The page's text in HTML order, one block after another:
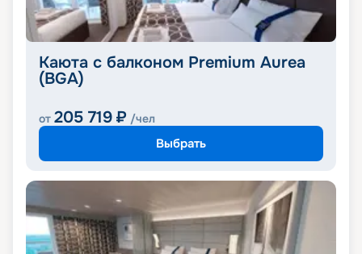
Каюта с балконом Premium Aurea
(BGA)
от 205 719 ₽ /чел
Выбрать